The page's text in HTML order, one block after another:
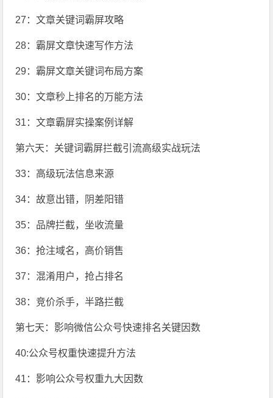
27：文章关键词霸屏攻略
28：霸屏文章快速写作方法
29：霸屏文章关键词布局方案
30：文章秒上排名的万能方法
31：文章霸屏实操案例详解
第六天：关键词霸屏拦截引流高级实战玩法
33：高级玩法信息来源
34：故意出错，阴差阳错
35：品牌拦截，坐收流量
36：抢注域名，高价销售
37：混淆用户，抢占排名
38：竞价杀手，半路拦截
第七天：影响微信公众号快速排名关键因数
40:公众号权重快速提升方法
41：影响公众号权重九大因数